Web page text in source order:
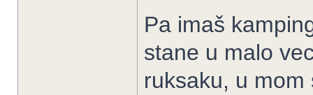
Pa imaš
stane u malo
ruksaku, u